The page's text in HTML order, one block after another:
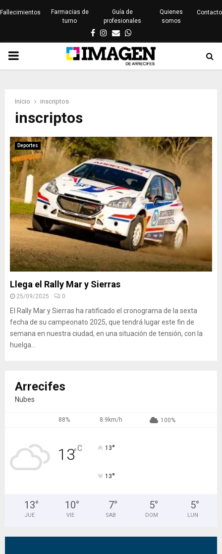
Fallecimientos
Farmacias de
turno
Guía de
profesionales
Quienes
somos
Contacto
Facebook
Instagram
EmailWhatsapp
PRIMARY
Inicio inscriptos
inscriptos
Deportes
Llega el Rally Mar y Sierras
25/09/2025 0
El Rally Mar y Sierras ha ratificado el cronograma de la sexta
fecha de su campeonato 2025, que tendrá lugar este fin de
semana en nuestra ciudad, en una situación de tensión, con la
huelga...
Arrecifes
Nubes
88% 8.9km/h 100%
13°C 13°
13°
13°
JUE
10°
VIE
7°
SAB
5°
DOM
5°
LUN